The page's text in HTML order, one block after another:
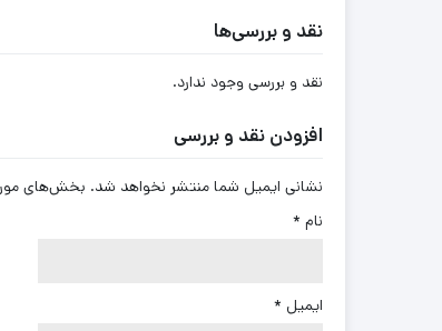
نقد و بررسی‌ها
نقد و بررسی وجود ندارد.
افزودن نقد و بررسی
نشانی ایمیل شما منتشر نخواهد شد. بخش‌های
نام *
ایمیل *